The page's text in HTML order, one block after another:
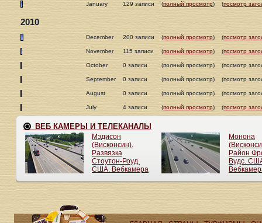
January 129 записи (полный просмотр) (посмотр
2010
December 200 записи (полный просмотр) (посмотр
November 115 записи (полный просмотр) (посмотр
October 0 записи (полный просмотр) (посмотр
September 0 записи (полный просмотр) (посмотр
August 0 записи (полный просмотр) (посмотр
July 4 записи (полный просмотр) (посмотр